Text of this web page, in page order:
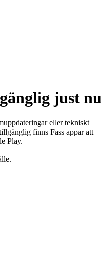
just nu
eller tekniskt
finns Fass appar att
Play.